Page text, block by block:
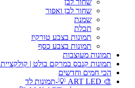
שחור לבן ואפור
שמנת
תכלת
תמונות בצבע טורקיז
תמונות בצבע כסף
תמונות מעוצבות
תמונות קנבס במרקם בולט | קולקציית Art Touch
הכי חמים וחדשים
🎨 ART LED 💡-תמונות לד